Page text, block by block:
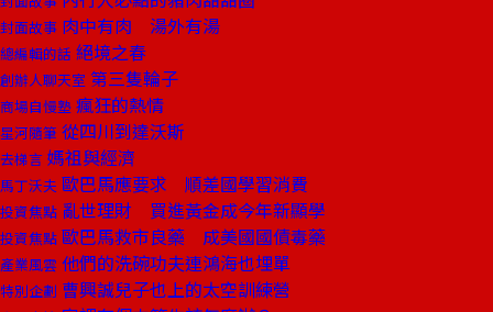
封面故事 肉中有肉 湯外有湯
總編輯的話 絕境之春
創辦人聊天室 第三隻輪子
商場自慢塾 瘋狂的熱情
星河隨筆 從四川到達沃斯
去梯言 媽祖與經濟
馬丁沃夫 歐巴馬應要求 順差國學習消費
投資焦點 亂世理財 買進黃金成今年新顯學
投資焦點 歐巴馬救市良藥 成美國國債毒藥
產業風雲 他們的洗碗功夫連鴻海也埋單
特別企劃 曹興誠兒子也上的太空訓練營